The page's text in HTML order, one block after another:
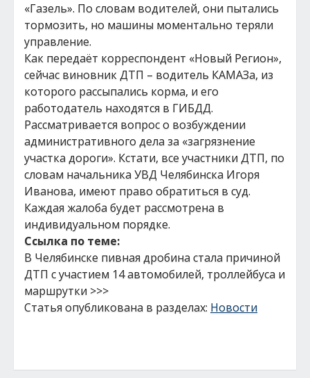
«Газель». По словам водителей, они пытались
тормозить, но машины моментально теряли
управление.
Как передаёт корреспондент «Новый Регион»,
сейчас виновник ДТП – водитель КАМАЗа, из
которого рассыпались корма, и его
работодатель находятся в ГИБДД.
Рассматривается вопрос о возбуждении
административного дела за «загрязнение
участка дороги». Кстати, все участники ДТП, по
словам начальника УВД Челябинска Игоря
Иванова, имеют право обратиться в суд.
Каждая жалоба будет рассмотрена в
индивидуальном порядке.
Ссылка по теме:
В Челябинске пивная дробина стала причиной
ДТП с участием 14 автомобилей, троллейбуса и
маршрутки >>>
Статья опубликована в разделах: Новости